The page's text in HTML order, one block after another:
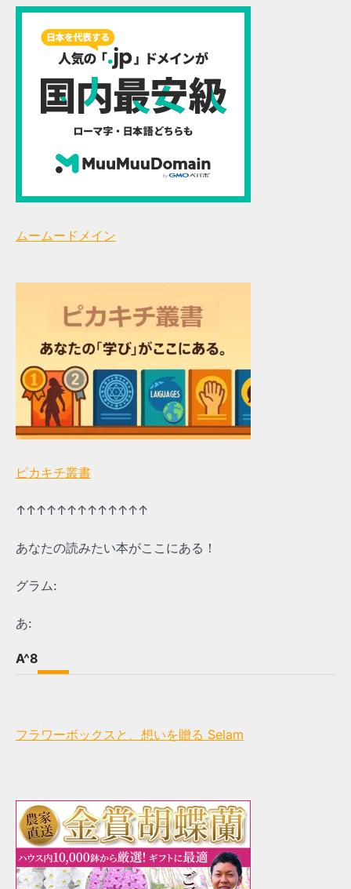
ムームードメイン
ピカキチ叢書
↑↑↑↑↑↑↑↑↑↑↑↑↑
あなたの読みたい本がここにある！
グラム:
あ:
A^8
フラワーボックスと、想いを贈る Selam